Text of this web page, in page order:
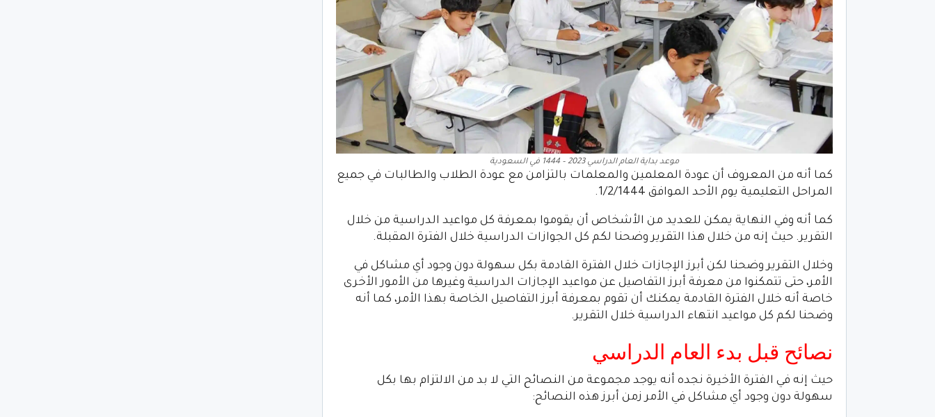
موعد بداية العام الدراسي 2023 – 1444 في السعودية
كما أنه من المعروف أن عودة المعلمين والمعلمات بالتزامن مع عودة الطلاب والطالبات في جميع
المراحل التعليمية يوم الأحد الموافق 1/2/1444.
كما أنه وفي النهاية يمكن للعديد من الأشخاص أن يقوموا بمعرفة كل مواعيد الدراسية من خلال
التقرير. حيث إنه من خلال هذا التقرير وضحنا لكم كل الجوازات الدراسية خلال الفترة المقبلة.
وخلال التقرير وضحنا لكن أبرز الإجازات خلال الفترة القادمة بكل سهولة دون وجود أي مشاكل في
الأمر، حتى تتمكنوا من معرفة أبرز التفاصيل عن مواعيد الإجازات الدراسية وغيرها من الأمور الأخرى
خاصة أنه خلال الفترة القادمة يمكنك أن تقوم بمعرفة أبرز التفاصيل الخاصة بهذا الأمر، كما أنه
وضحنا لكم كل مواعيد انتهاء الدراسية خلال التقرير.
نصائح قبل بدء العام الدراسي
حيث إنه في الفترة الأخيرة نجده أنه يوجد مجموعة من النصائح التي لا بد من الالتزام بها بكل
سهولة دون وجود أي مشاكل في الأمر زمن أبرز هذه النصائح: